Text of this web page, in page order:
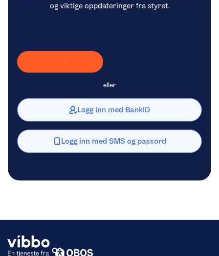
og viktige oppdateringer fra styret.
eller
Logg inn med BankID
Logg inn med SMS og passord